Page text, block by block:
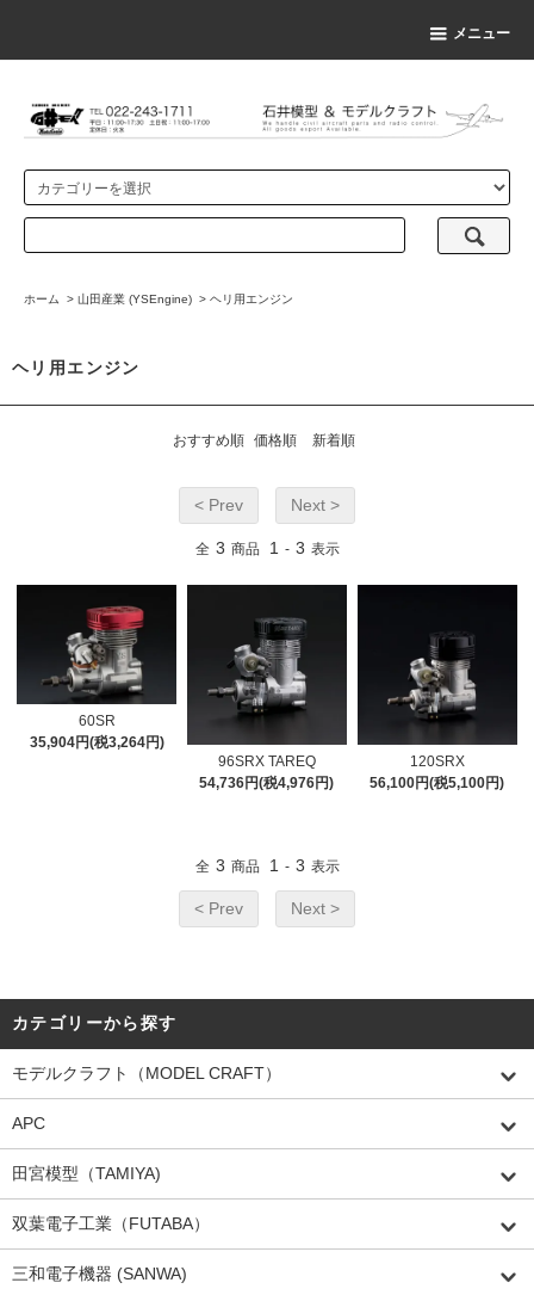
メニュー
ホーム > 山田産業 (YSEngine) > ヘリ用エンジン
ヘリ用エンジン
おすすめ順 価格順 新着順
< Prev Next >
全 3 商品 1 - 3 表示
60SR
35,904円(税3,264円)
96SRX TAREQ
54,736円(税4,976円)
120SRX
56,100円(税5,100円)
全 3 商品 1 - 3 表示
< Prev Next >
カテゴリーから探す
モデルクラフト（MODEL CRAFT）
APC
田宮模型（TAMIYA)
双葉電子工業（FUTABA）
三和電子機器 (SANWA)